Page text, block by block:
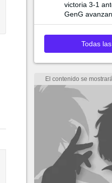
victoria 3-1
GenG
Final de
Todas